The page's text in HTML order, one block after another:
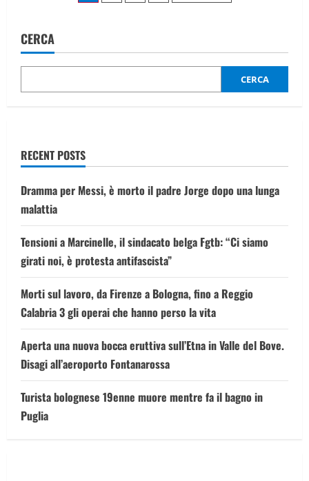
Libano
“chiederò
conto
saremo
articoli
CERCA
CERCA
RECENT POSTS
Dramma per Messi, è morto il padre Jorge dopo una lunga
malattia
Tensioni a Marcinelle, il sindacato belga Fgtb: “Ci siamo
girati noi, è protesta antifascista”
Morti sul lavoro, da Firenze a Bologna, fino a Reggio
Calabria 3 gli operai che hanno perso la vita
Aperta una nuova bocca eruttiva sull’Etna in Valle del Bove.
Disagi all’aeroporto Fontanarossa
Turista bolognese 19enne muore mentre fa il bagno in
Puglia